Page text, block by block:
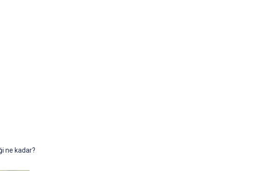
ne kadar?